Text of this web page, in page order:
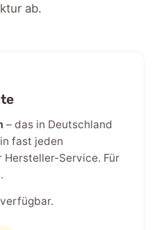
ab.
– das in Deutschland
fast jeden
Service. Für
.